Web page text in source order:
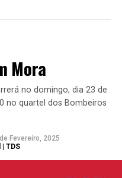
Mora
no domingo, dia 23 de
no quartel dos Bombeiros
Fevereiro, 2025
TDS